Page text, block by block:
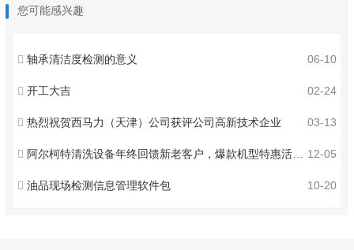
您可能感兴趣
06-10
轴承清洁度检测的意义
02-24
开工大吉
03-13
热烈祝贺西马力（天津）公司获评公司高新技术企业
12-05
阿尔柯特清洗设备年终回馈新老客户，爆款机型特惠活动开启！
10-20
油品现场检测信息管理软件包